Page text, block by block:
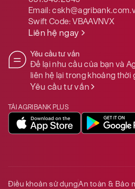
Email:
Swift Code:VBAAVNVX
Liên hệ ngay
Yêu cầu tư vấn
Để lại nhu cầu của bạn và
liên hệ lại trong khoảng thời
Yêu cầu tư vấn
TẢI AGRIBANK PLUS
Điều khoản sử dụngAn toàn & Bảo